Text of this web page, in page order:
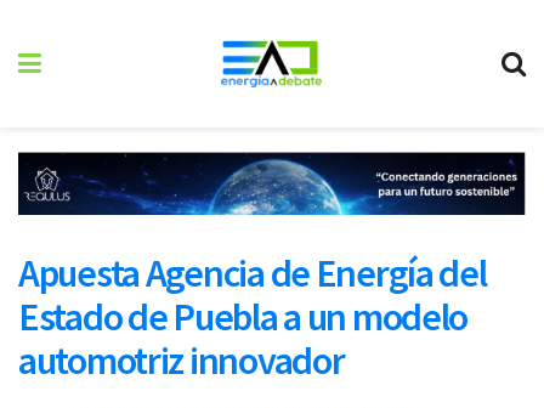
Apuesta Agencia de Energía del
Estado de Puebla a un modelo
automotriz innovador